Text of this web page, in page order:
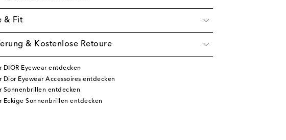
& Fit
& Kostenlose Retoure
DIOR Eyewear entdecken
Dior Eyewear Accessoires entdecken
Sonnenbrillen entdecken
Eckige Sonnenbrillen entdecken